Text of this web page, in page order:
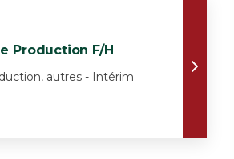
Production F/H
autres - Intérim